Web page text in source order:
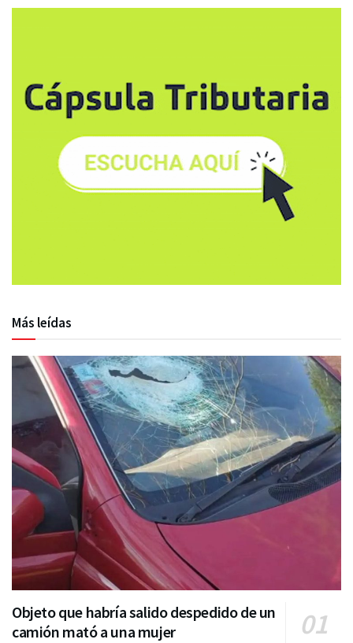
Más leídas
Objeto que habría salido despedido de un
camión mató a una mujer